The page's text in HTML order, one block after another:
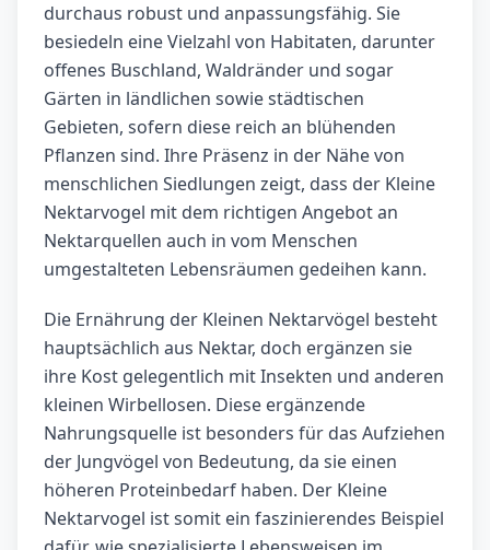
durchaus robust und anpassungsfähig. Sie
besiedeln eine Vielzahl von Habitaten, darunter
offenes Buschland, Waldränder und sogar
Gärten in ländlichen sowie städtischen
Gebieten, sofern diese reich an blühenden
Pflanzen sind. Ihre Präsenz in der Nähe von
menschlichen Siedlungen zeigt, dass der Kleine
Nektarvogel mit dem richtigen Angebot an
Nektarquellen auch in vom Menschen
umgestalteten Lebensräumen gedeihen kann.
Die Ernährung der Kleinen Nektarvögel besteht
hauptsächlich aus Nektar, doch ergänzen sie
ihre Kost gelegentlich mit Insekten und anderen
kleinen Wirbellosen. Diese ergänzende
Nahrungsquelle ist besonders für das Aufziehen
der Jungvögel von Bedeutung, da sie einen
höheren Proteinbedarf haben. Der Kleine
Nektarvogel ist somit ein faszinierendes Beispiel